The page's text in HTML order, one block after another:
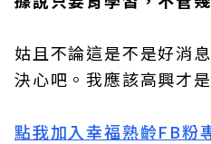
姑且不論這是不是好消
決心吧。我應該高興才
點我加入幸福熟齡FB粉